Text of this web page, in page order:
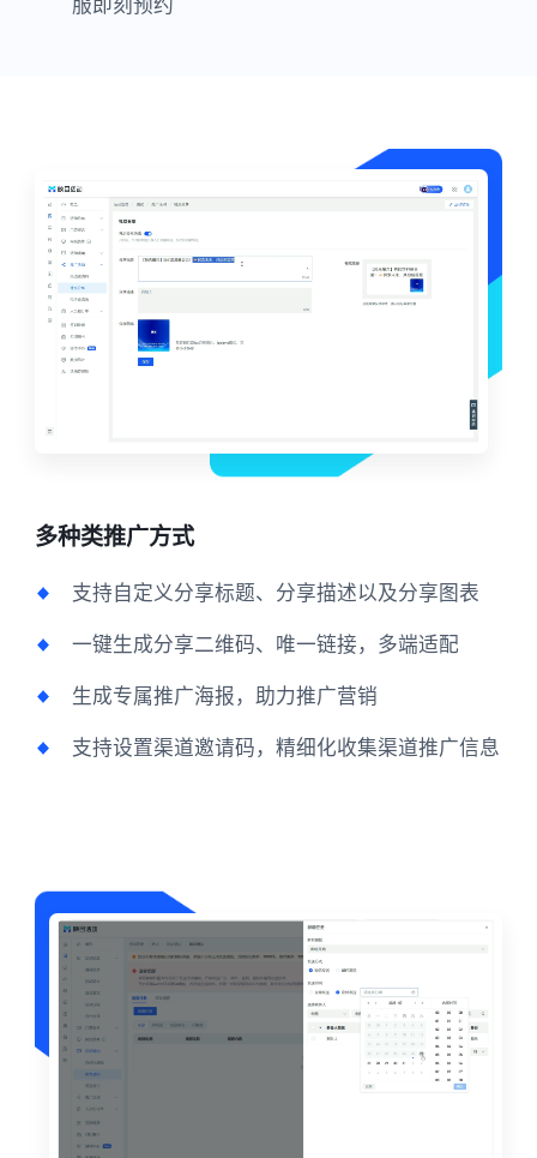
服即刻预约
多种类推广方式
支持自定义分享标题、分享描述以及分享图表
一键生成分享二维码、唯一链接，多端适配
生成专属推广海报，助力推广营销
支持设置渠道邀请码，精细化收集渠道推广信息